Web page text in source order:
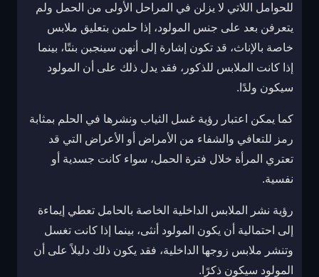
للحوامل اللاتي لا يزلن في المراحل الأولى من الحمل ولم
يتعرفن بعد على جنس المولود، إذا حلمن بتعليق ملابس
خاصة بالإناث، قد تكون إشارة إلى أنهن سينجبن بنتًا، بينما
إذا كانت الملابس للذكور، فقد يدل ذلك على أن المولود
سيكون ولدًا.
كما يمكن اعتبار رؤية غسل الثياب ونشرها في الحلم بمثابة
رمز للتعافي والشفاء من الأمراض أو الأعراض التي قد
تعتري المرأة خلال فترة الحمل، سواء كانت جسدية أو
نفسية.
رؤية نشر الملابس الداخلية الخاصة بالحامل تعطي إيماءة
إلى احتمالية أن يكون المولود أنثى، بينما إذا كانت تغسل
وتنشر ملابس زوجها الداخلية، فقد يكون ذلك دليلاً على أن
المولود سيكون ذكرًا.